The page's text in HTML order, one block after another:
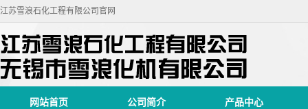
江苏雪浪石化工程有限公司官网
网站首页 公司简介 产品中心